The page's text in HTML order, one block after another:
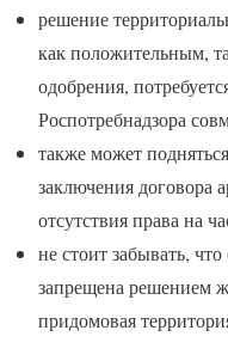
решение
как положительным,
одобрения,
Роспотребнадзора
также может
заключения договора
отсутствия права на
не стоит забывать,
запрещена решением
придомовая